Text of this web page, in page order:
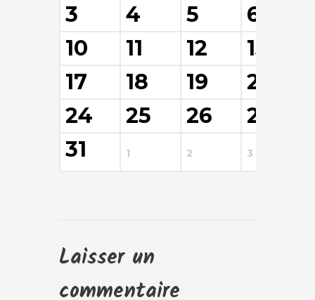
3 4 5 6
10
11 12 13
17
18 19 20
24
25 26 27
31
1 2 3
Laisser un
commentaire